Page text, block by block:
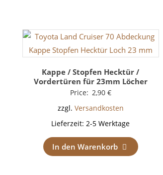
Kappe / Stopfen Hecktür /
Vordertüren für 23mm Löcher
Price: 2,90 €
zzgl. Versandkosten
Lieferzeit:2-5 Werktage
In den Warenkorb